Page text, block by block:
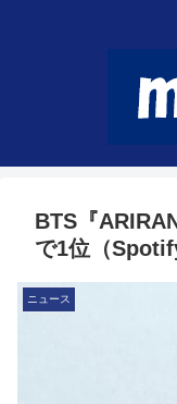
BTS『
で1位（
ニュース